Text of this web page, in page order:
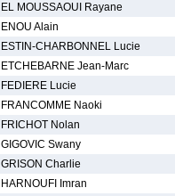
EL MOUSSAOUI Rayane
ENOU Alain
ESTIN-CHARBONNEL Lucie
ETCHEBARNE Jean-Marc
FEDIERE Lucie
FRANCOMME Naoki
FRICHOT Nolan
GIGOVIC Swany
GRISON Charlie
HARNOUFI Imran